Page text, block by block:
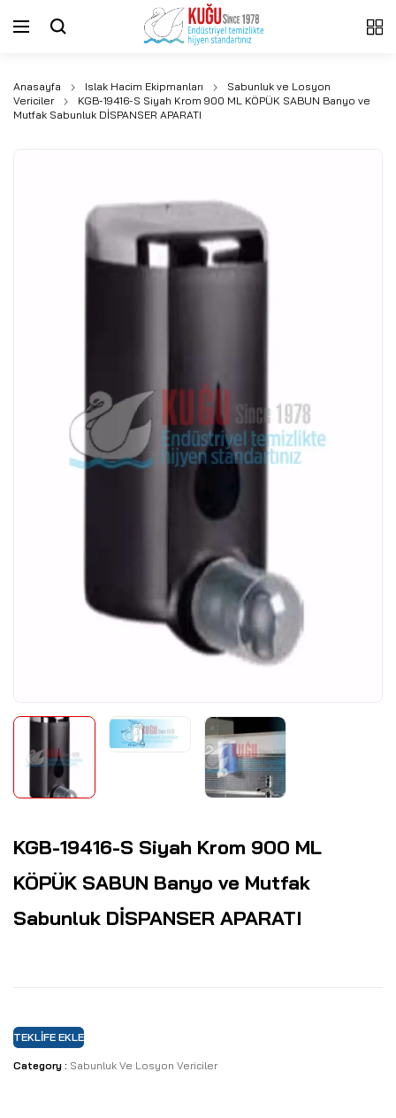
Anasayfa Islak Hacim Ekipmanları
Sabunluk ve Losyon
Vericiler
KGB-19416-S Siyah Krom 900 ML KÖPÜK SABUN Banyo ve
Mutfak Sabunluk DİSPANSER APARATI
KGB-19416-S Siyah Krom 900 ML
KÖPÜK SABUN Banyo ve Mutfak
Sabunluk DİSPANSER APARATI
TEKLIFE EKLE
Category : Sabunluk Ve Losyon Vericiler